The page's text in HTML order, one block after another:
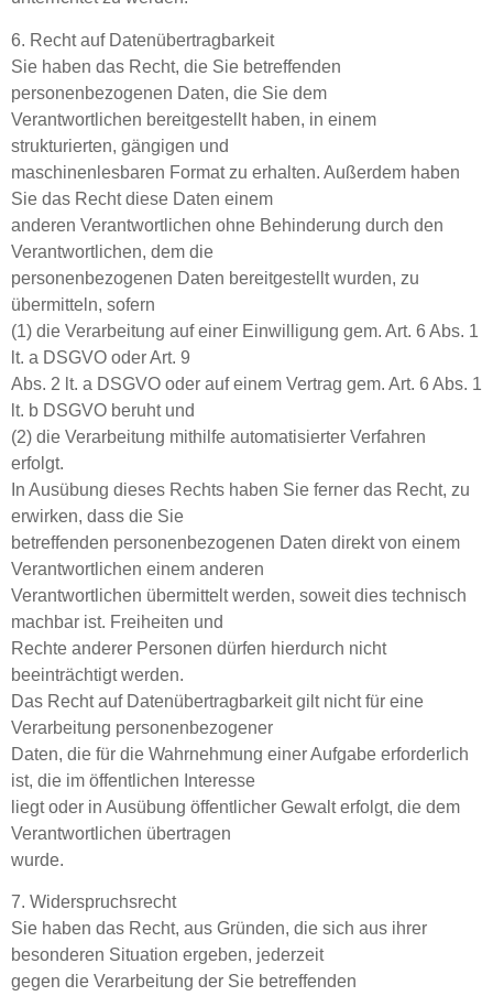
6. Recht auf Datenübertragbarkeit
Sie haben das Recht, die Sie betreffenden
personenbezogenen Daten, die Sie dem
Verantwortlichen bereitgestellt haben, in einem
strukturierten, gängigen und
maschinenlesbaren Format zu erhalten. Außerdem haben
Sie das Recht diese Daten einem
anderen Verantwortlichen ohne Behinderung durch den
Verantwortlichen, dem die
personenbezogenen Daten bereitgestellt wurden, zu
übermitteln, sofern
(1) die Verarbeitung auf einer Einwilligung gem. Art. 6 Abs. 1
lt. a DSGVO oder Art. 9
Abs. 2 lt. a DSGVO oder auf einem Vertrag gem. Art. 6 Abs. 1
lt. b DSGVO beruht und
(2) die Verarbeitung mithilfe automatisierter Verfahren
erfolgt.
In Ausübung dieses Rechts haben Sie ferner das Recht, zu
erwirken, dass die Sie
betreffenden personenbezogenen Daten direkt von einem
Verantwortlichen einem anderen
Verantwortlichen übermittelt werden, soweit dies technisch
machbar ist. Freiheiten und
Rechte anderer Personen dürfen hierdurch nicht
beeinträchtigt werden.
Das Recht auf Datenübertragbarkeit gilt nicht für eine
Verarbeitung personenbezogener
Daten, die für die Wahrnehmung einer Aufgabe erforderlich
ist, die im öffentlichen Interesse
liegt oder in Ausübung öffentlicher Gewalt erfolgt, die dem
Verantwortlichen übertragen
wurde.
7. Widerspruchsrecht
Sie haben das Recht, aus Gründen, die sich aus ihrer
besonderen Situation ergeben, jederzeit
gegen die Verarbeitung der Sie betreffenden